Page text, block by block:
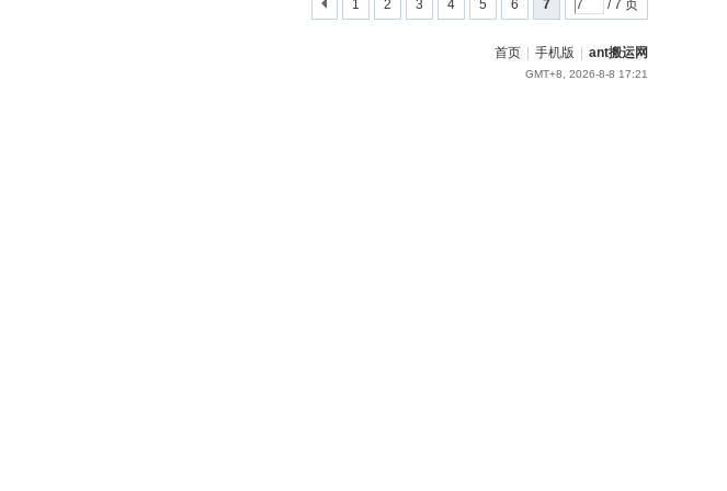
1 2 3 4 5 6 7 / 7 页
首页 手机版 ant搬运网
GMT+8, 2026-8-8 17:21